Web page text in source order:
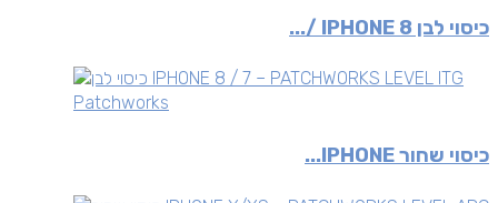
כיסוי לבן IPHONE 8 /...
Patchworks
כיסוי שחור IPHONE...